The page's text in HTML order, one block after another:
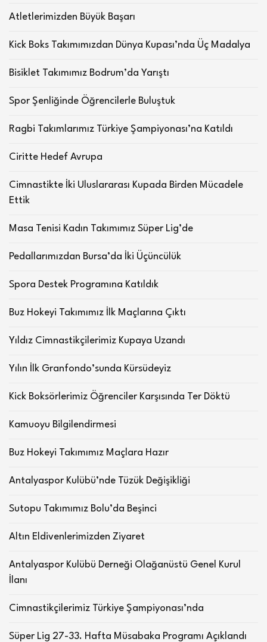
Atletlerimizden Büyük Başarı
Kick Boks Takımımızdan Dünya Kupası’nda Üç Madalya
Bisiklet Takımımız Bodrum’da Yarıştı
Spor Şenliğinde Öğrencilerle Buluştuk
Ragbi Takımlarımız Türkiye Şampiyonası’na Katıldı
Ciritte Hedef Avrupa
Cimnastikte İki Uluslararası Kupada Birden Mücadele
Ettik
Masa Tenisi Kadın Takımımız Süper Lig’de
Pedallarımızdan Bursa’da İki Üçüncülük
Spora Destek Programına Katıldık
Buz Hokeyi Takımımız İlk Maçlarına Çıktı
Yıldız Cimnastikçilerimiz Kupaya Uzandı
Yılın İlk Granfondo’sunda Kürsüdeyiz
Kick Boksörlerimiz Öğrenciler Karşısında Ter Döktü
Kamuoyu Bilgilendirmesi
Buz Hokeyi Takımımız Maçlara Hazır
Antalyaspor Kulübü’nde Tüzük Değişikliği
Sutopu Takımımız Bolu’da Beşinci
Altın Eldivenlerimizden Ziyaret
Antalyaspor Kulübü Derneği Olağanüstü Genel Kurul
İlanı
Cimnastikçilerimiz Türkiye Şampiyonası’nda
Süper Lig 27-33. Hafta Müsabaka Programı Açıklandı